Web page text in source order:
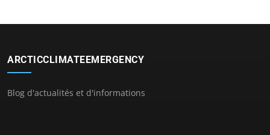
ARCTICCLIMATEEMERGENCY
Blog d'actualités et d'informations